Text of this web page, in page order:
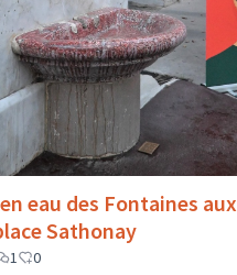
eau des Fontaines aux
Sathonay
1 0